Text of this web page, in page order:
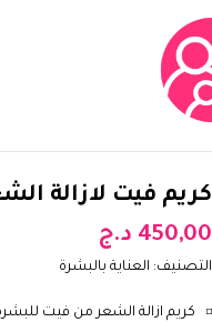
كريم فيت لازالة الشعر
450,00 د.ج
التصنيف: العناية بالبشرة
كريم ازالة الشعر من فيت